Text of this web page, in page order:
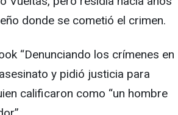
donde se cometió el crimen.
“Denunciando los crímenes en
y pidió justicia para
calificaron como “un hombre